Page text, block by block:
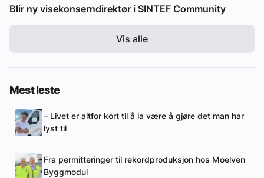
Blir ny visekonserndirektør i SINTEF Community
Vis alle
Mest leste
– Livet er altfor kort til å la være å gjøre det man har
lyst til
Fra permitteringer til rekordproduksjon hos Moelven
Byggmodul